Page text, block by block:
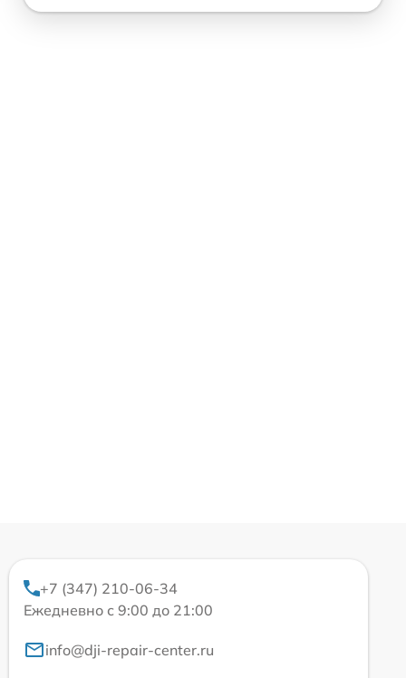
+7 (347) 210-06-34
Ежедневно с 9:00 до 21:00
info@dji-repair-center.ru